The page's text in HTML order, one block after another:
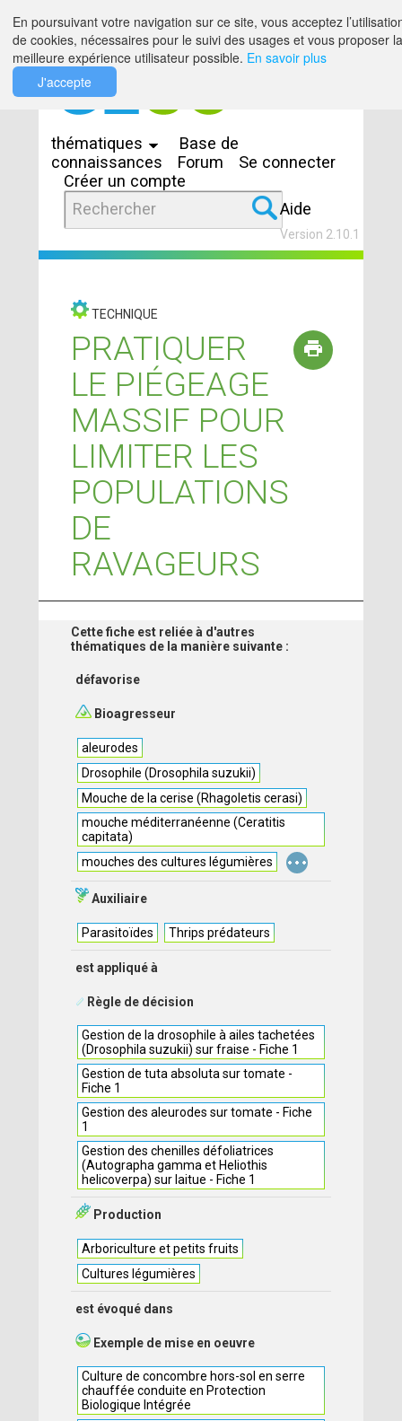
thématiques
Base de
connaissances
Forum
Se connecter
Créer un compte
Aide
Version 2.10.1
TECHNIQUE
PRATIQUER
LE PIÉGEAGE
MASSIF POUR
LIMITER LES
POPULATIONS
DE
RAVAGEURS
Cette fiche est reliée à d'autres
thématiques de la manière suivante :
défavorise
Bioagresseur
aleurodes
Drosophile (Drosophila suzukii)
Mouche de la cerise (Rhagoletis cerasi)
mouche méditerranéenne (Ceratitis
capitata)
mouches des cultures légumières
...
Auxiliaire
Parasitoïdes Thrips prédateurs
est appliqué à
Règle de décision
Gestion de la drosophile à ailes tachetées
(Drosophila suzukii) sur fraise - Fiche 1
Gestion de tuta absoluta sur tomate -
Fiche 1
Gestion des aleurodes sur tomate - Fiche
1
Gestion des chenilles défoliatrices
(Autographa gamma et Heliothis
helicoverpa) sur laitue - Fiche 1
Production
Arboriculture et petits fruits
Cultures légumières
est évoqué dans
Exemple de mise en oeuvre
Culture de concombre hors-sol en serre
chauffée conduite en Protection
Biologique Intégrée
En poursuivant votre navigation sur ce site, vous acceptez
de cookies, nécessaires pour le suivi des usages et vous proposer la
meilleure expérience utilisateur possible. En savoir plus
J'accepte